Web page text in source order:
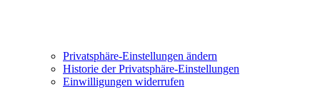
Privatsphäre-Einstellungen ändern
Historie der Privatsphäre-Einstellungen
Einwilligungen widerrufen